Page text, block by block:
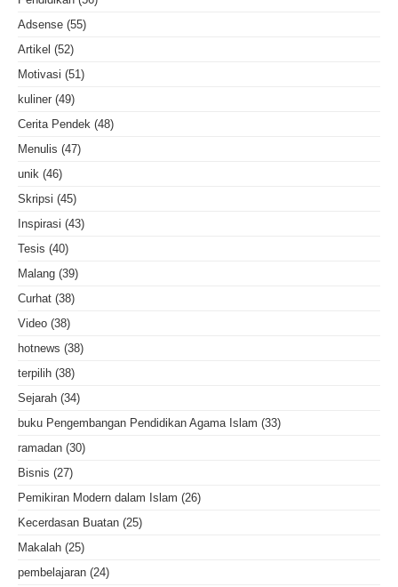
Adsense (55)
Artikel (52)
Motivasi (51)
kuliner (49)
Cerita Pendek (48)
Menulis (47)
unik (46)
Skripsi (45)
Inspirasi (43)
Tesis (40)
Malang (39)
Curhat (38)
Video (38)
hotnews (38)
terpilih (38)
Sejarah (34)
buku Pengembangan Pendidikan Agama Islam (33)
ramadan (30)
Bisnis (27)
Pemikiran Modern dalam Islam (26)
Kecerdasan Buatan (25)
Makalah (25)
pembelajaran (24)